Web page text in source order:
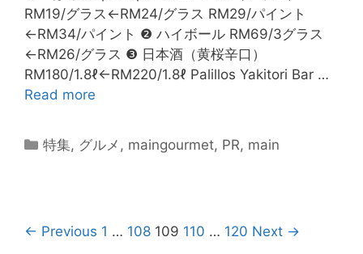
RM19/グラス←RM24/グラス RM29/パイント
←RM34/パイント ❷ ハイボール RM69/3グラス
←RM26/グラス ❸ 日本酒（黄桜辛口）
RM180/1.8ℓ←RM220/1.8ℓ Palillos Yakitori Bar …
Read more
特集, グルメ , maingourmet, PR, main
← Previous 1 … 108 109 110 … 120 Next →